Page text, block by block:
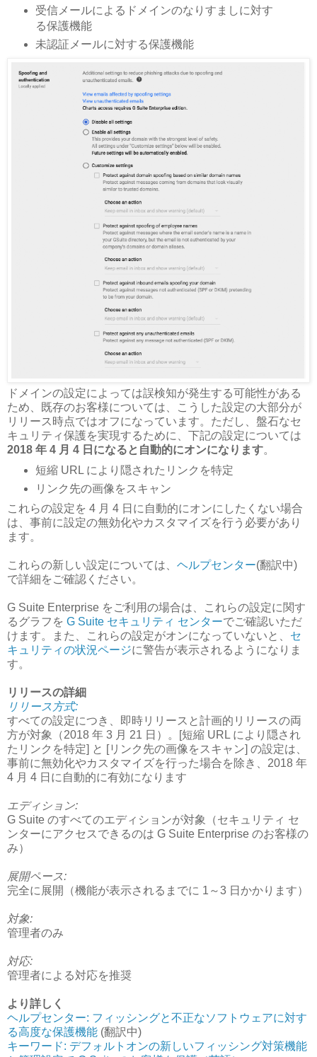
受信メールによるドメインのなりすましに対す
る保護機能
未認証メールに対する保護機能
ドメインの設定によっては誤検知が発生する可能性がある
ため、既存のお客様については、こうした設定の大部分が
リリース時点ではオフになっています。ただし、盤石なセ
キュリティ保護を実現するために、下記の設定については
2018 年 4 月 4 日になると自動的にオンになります。
短縮 URL により隠されたリンクを特定
リンク先の画像をスキャン
これらの設定を 4 月 4 日に自動的にオンにしたくない場合
は、事前に設定の無効化やカスタマイズを行う必要があり
ます。
これらの新しい設定については、 ヘルプセンター(翻訳中)
で詳細をご確認ください。
G Suite Enterprise をご利用の場合は、これらの設定に関す
るグラフを G Suite セキュリティ センターでご確認いただ
けます。また、これらの設定がオンになっていないと、 セ
キュリティの状況ページに警告が表示されるようになりま
す。
リリースの詳細
リリース方式:
すべての設定につき、即時リリースと計画的リリースの両
方が対象（2018 年 3 月 21 日）。[短縮 URL により隠され
たリンクを特定] と [リンク先の画像をスキャン] の設定は、
事前に無効化やカスタマイズを行った場合を除き、2018 年
4 月 4 日に自動的に有効になります
エディション:
G Suite のすべてのエディションが対象（セキュリティ セ
ンターにアクセスできるのは G Suite Enterprise のお客様の
み）
展開ペース:
完全に展開（機能が表示されるまでに 1～3 日かかります）
対象:
管理者のみ
対応:
管理者による対応を推奨
より詳しく
ヘルプセンター: フィッシングと不正なソフトウェアに対す
る高度な保護機能 (翻訳中)
キーワード: デフォルトオンの新しいフィッシング対策機能